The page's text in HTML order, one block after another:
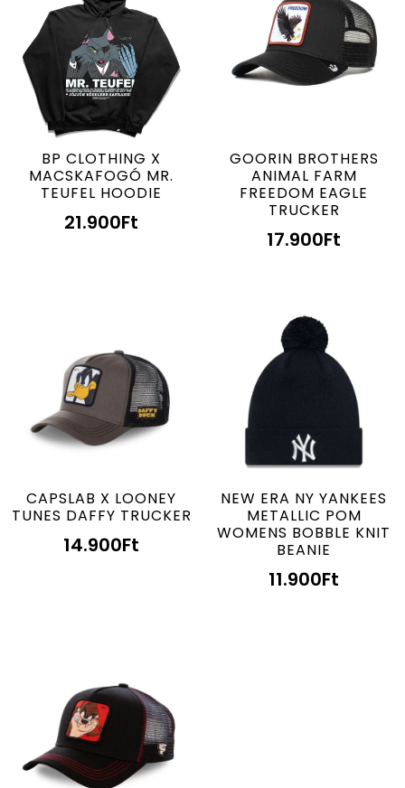
BP CLOTHING X
MACSKAFOGÓ MR.
TEUFEL HOODIE
21.900Ft
GOORIN BROTHERS
ANIMAL FARM
FREEDOM EAGLE
TRUCKER
17.900Ft
CAPSLAB X LOONEY
TUNES DAFFY TRUCKER
14.900Ft
NEW ERA NY YANKEES
METALLIC POM
WOMENS BOBBLE KNIT
BEANIE
11.900Ft